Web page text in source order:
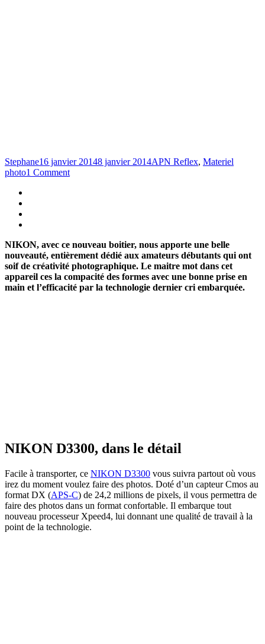
Stephane16 janvier 20148 janvier 2014APN Reflex, Materiel
photo1 Comment
NIKON, avec ce nouveau boitier, nous apporte une belle
nouveauté, entièrement dédié aux amateurs débutants qui ont
soif de créativité photographique. Le maitre mot dans cet
appareil ces la compacité des formes avec une bonne prise en
main et l’efficacité par la technologie dernier cri embarquée.
NIKON D3300, dans le détail
Facile à transporter, ce NIKON D3300 vous suivra partout où vous
irez du moment voulez faire des photos. Doté d’un capteur Cmos au
format DX (APS-C) de 24,2 millions de pixels, il vous permettra de
faire des photos dans un format confortable. Il embarque tout
nouveau processeur Xpeed4, lui donnant une qualité de travail à la
point de la technologie.